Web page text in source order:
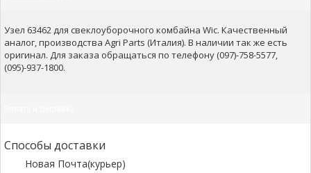
Узел 63462 для свеклоуборочного комбайна Wic. Качественный
аналог, производства Agri Parts (Италия). В наличии так же есть
оригинал. Для заказа обращаться по телефону (097)-758-5577,
(095)-937-1800.
Способы доставки
Новая Почта(курьер)